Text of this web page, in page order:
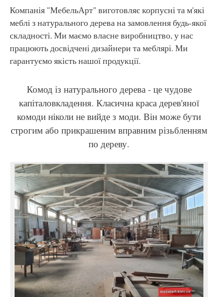
Компанія "МебельАрт" виготовляє корпусні та м'які
меблі з натурального дерева на замовлення будь-якої
складності. Ми маємо власне виробництво, у нас
працюють досвідчені дизайнери та меблярі. Ми
гарантуємо якість нашої продукції.
Комод із натурального дерева - це чудове
капіталовкладення. Класична краса дерев'яної
комоди ніколи не вийде з моди. Він може бути
строгим або прикрашеним вправним різьбленням
по дереву.